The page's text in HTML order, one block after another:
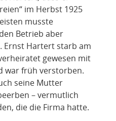
im Herbst 1925
musste
Betrieb aber
Ernst Hartert starb am
gewesen mit
war früh verstorben.
seine Mutter
– vermutlich
die die Firma hatte.